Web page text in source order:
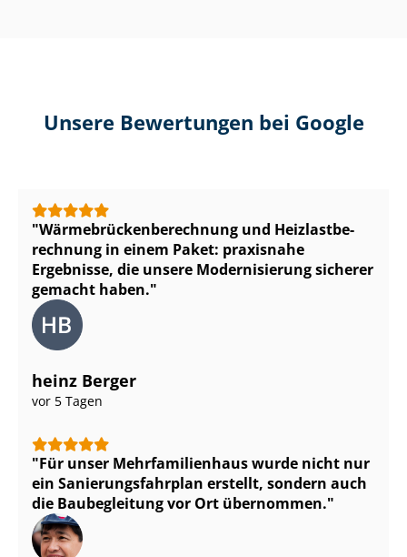
Unsere Bewertungen bei Google
Wär­me­brü­cken­be­rech­nung und Heiz­last­be­
rech­nung in einem Paket: praxisnahe
Ergebnisse, die unsere Modernisierung sicherer
gemacht haben.
heinz Berger
vor 5 Tagen
Für unser Mehr­fa­mi­li­en­haus wurde nicht nur
ein Sa­nie­rungs­fahr­plan erstellt, sondern auch
die Baubegleitung vor Ort übernommen.